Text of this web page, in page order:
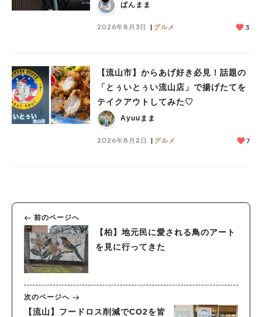
ぱんまま
2026年8月3日 グルメ 3
【流山市】からあげ好き必見！話題の
「とぅいとぅい流山店」で揚げたてを
テイクアウトしてみた♡
Ayuuまま
2026年8月2日 グルメ 7
前のページへ
【柏】地元民に愛される鳥のアート
を見に行ってきた
次のページへ
【流山】フードロス削減でCO2を皆